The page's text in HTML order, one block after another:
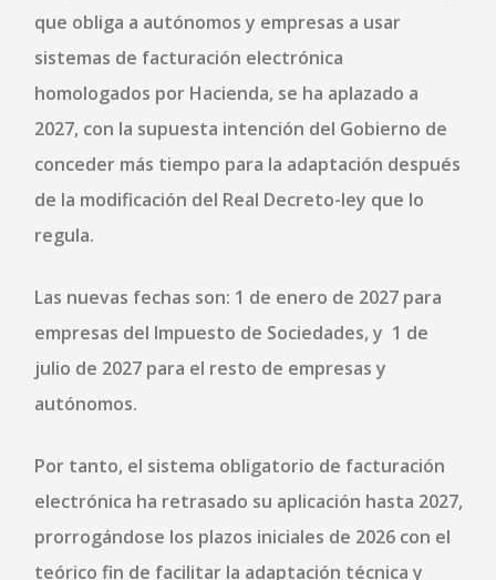
que obliga a autónomos y empresas a usar
sistemas de facturación electrónica
homologados por Hacienda, se ha aplazado a
2027, con la supuesta intención del Gobierno de
conceder más tiempo para la adaptación después
de la modificación del Real Decreto-ley que lo
regula.
Las nuevas fechas son: 1 de enero de 2027 para
empresas del Impuesto de Sociedades, y 1 de
julio de 2027 para el resto de empresas y
autónomos.
Por tanto, el sistema obligatorio de facturación
electrónica ha retrasado su aplicación hasta 2027,
prorrogándose los plazos iniciales de 2026 con el
teórico fin de facilitar la adaptación técnica y